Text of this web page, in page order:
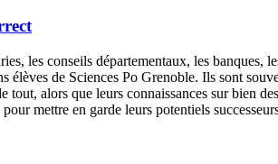
les conseils départementaux, les banques,
élèves de Sciences Po Grenoble. Ils sont
tout, alors que leurs connaissances sur bien
mettre en garde leurs potentiels